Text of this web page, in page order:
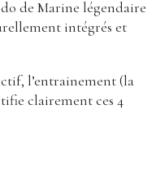
de Marine légendaire
intégrés et
l’entrainement (la
clairement ces 4